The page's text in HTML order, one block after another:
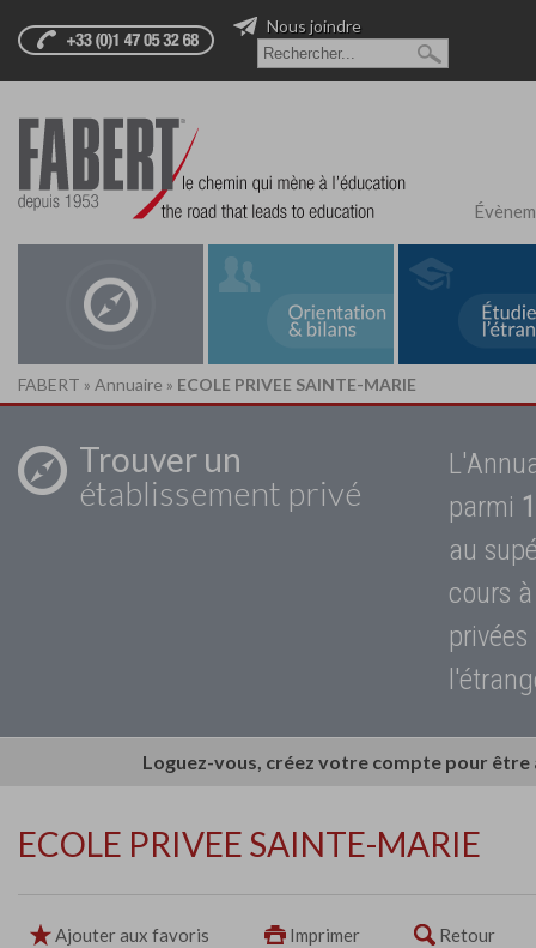
Nous joindre
FABERT » Annuaire » ECOLE PRIVEE SAINTE-MARIE
Trouver un
établissement privé
parmi
au
cours
Loguez-vous, créez votre compte pour
ECOLE PRIVEE SAINTE-MARIE
Ajouter aux favoris Imprimer Retour